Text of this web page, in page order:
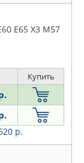
E65 X3 M57
Купить
р.